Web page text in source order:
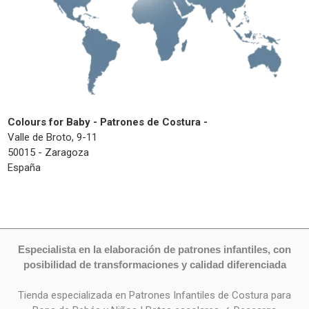
Colours for Baby - Patrones de Costura -
Valle de Broto, 9-11
50015 - Zaragoza
España
Especialista en la elaboración de patrones infantiles, con
posibilidad de transformaciones y calidad diferenciada
Tienda especializada en Patrones Infantiles de Costura para